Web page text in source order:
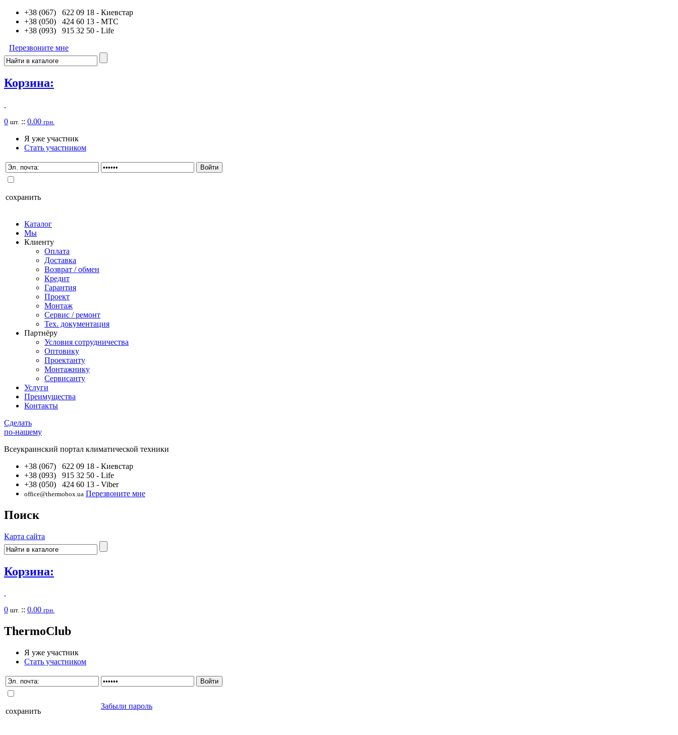
+38 (067) 622 09 18 - Киевстар
+38 (050) 424 60 13 - MTC
+38 (093) 915 32 50 - Life
Перезвоните мне
Корзина:
0 шт. :: 0.00 грн.
Я уже участник
Стать участником
сохранить
Каталог
Мы
Клиенту
Оплата
Доставка
Возврат / обмен
Кредит
Гарантия
Проект
Монтаж
Сервис / ремонт
Тех. документация
Партнёру
Условия сотрудничества
Оптовику
Проектанту
Монтажнику
Сервисанту
Услуги
Преимущества
Контакты
Сделать
по-нашему
Всеукраинский портал климатической техники
+38 (067) 622 09 18 - Киевстар
+38 (093) 915 32 50 - Life
+38 (050) 424 60 13 - Viber
office@thermobox.ua Перезвоните мне
Поиск
Карта сайта
Корзина:
0 шт. :: 0.00 грн.
ThermoClub
Я уже участник
Стать участником
сохранить
Забыли пароль